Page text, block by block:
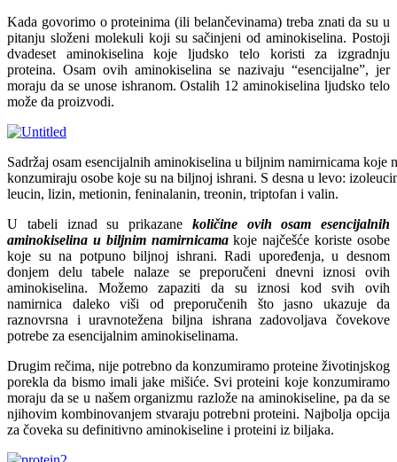
Kada govorimo o proteinima (ili belančevinama) treba znati da su u
pitanju složeni molekuli koji su sačinjeni od aminokiselina. Postoji
dvadeset aminokiselina koje ljudsko telo koristi za izgradnju
proteina. Osam ovih aminokiselina se nazivaju “esencijalne”, jer
moraju da se unose ishranom. Ostalih 12 aminokiselina ljudsko telo
može da proizvodi.
Sadržaj osam esencijalnih aminokiselina u biljnim namirnicama koje
konzumiraju osobe koje su na biljnoj ishrani. S desna u levo:
leucin, lizin, metionin, feninalanin, treonin, triptofan i valin.
U tabeli iznad su prikazane količine ovih osam esencijalnih
aminokiselina u biljnim namirnicamakoje najčešće koriste osobe
koje su na potpuno biljnoj ishrani. Radi upoređenja, u desnom
donjem delu tabele nalaze se preporučeni dnevni iznosi ovih
aminokiselina. Možemo zapaziti da su iznosi kod svih ovih
namirnica daleko viši od preporučenih što jasno ukazuje da
raznovrsna i uravnotežena biljna ishrana zadovoljava čovekove
potrebe za esencijalnim aminokiselinama.
Drugim rečima, nije potrebno da konzumiramo proteine životinjskog
porekla da bismo imali jake mišiće. Svi proteini koje konzumiramo
moraju da se u našem organizmu razlože na aminokiseline, pa da se
njihovim kombinovanjem stvaraju potrebni proteini. Najbolja opcija
za čoveka su definitivno aminokiseline i proteini iz biljaka.